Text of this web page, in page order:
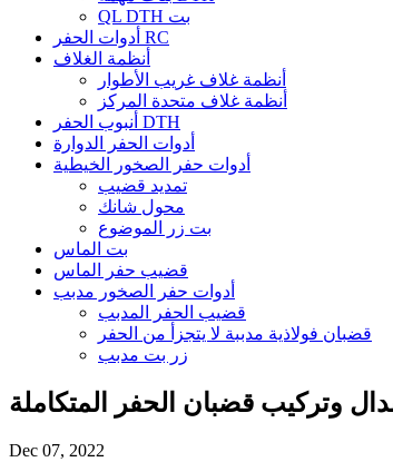
QL DTH بت
أدوات الحفر RC
أنظمة الغلاف
أنظمة غلاف غريب الأطوار
أنظمة غلاف متحدة المركز
أنبوب الحفر DTH
أدوات الحفر الدوارة
أدوات حفر الصخور الخيطية
تمديد قضيب
محول شانك
بت زر الموضوع
بت الماس
قضيب حفر الماس
أدوات حفر الصخور مدبب
قضيب الحفر المدبب
قضبان فولاذية مدببة لا يتجزأ من الحفر
زر بت مدبب
وتركيب قضبان الحفر المتكاملة
Dec 07, 2022